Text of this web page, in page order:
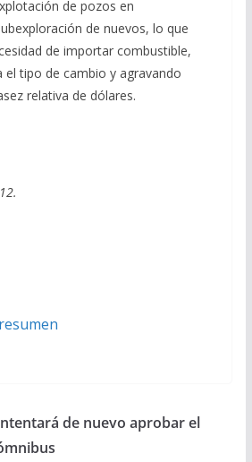
de pozos en
de nuevos, lo que
de importar combustible,
el tipo de cambio y agravando
relativa de dólares.
de nuevo aprobar el